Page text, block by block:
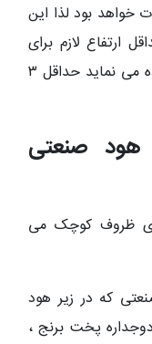
بود لذا این
ارتفاع لازم برای
آشپزخانه ای که از هود دوجداره استفاده می نماید حداقل ۳
هود صنعتی
ظروف کوچک می
که در زیر هود
پخت برنج ،